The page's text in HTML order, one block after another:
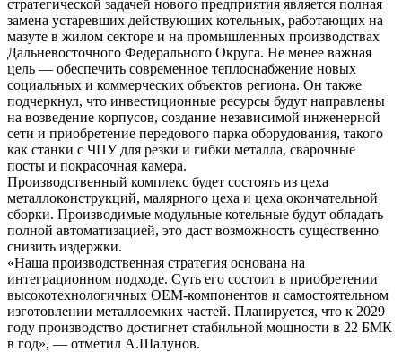
стратегической задачей нового предприятия является полная
замена устаревших действующих котельных, работающих на
мазуте в жилом секторе и на промышленных производствах
Дальневосточного Федерального Округа. Не менее важная
цель — обеспечить современное теплоснабжение новых
социальных и коммерческих объектов региона. Он также
подчеркнул, что инвестиционные ресурсы будут направлены
на возведение корпусов, создание независимой инженерной
сети и приобретение передового парка оборудования, такого
как станки с ЧПУ для резки и гибки металла, сварочные
посты и покрасочная камера.
Производственный комплекс будет состоять из цеха
металлоконструкций, малярного цеха и цеха окончательной
сборки. Производимые модульные котельные будут обладать
полной автоматизацией, это даст возможность существенно
снизить издержки.
«Наша производственная стратегия основана на
интеграционном подходе. Суть его состоит в приобретении
высокотехнологичных OEM-компонентов и самостоятельном
изготовлении металлоемких частей. Планируется, что к 2029
году производство достигнет стабильной мощности в 22 БМК
в год», — отметил А.Шалунов.